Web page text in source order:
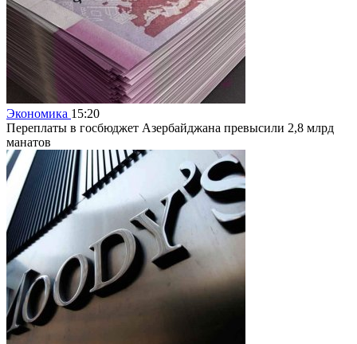
Экономика 15:20
Переплаты в госбюджет Азербайджана превысили 2,8 млрд
манатов